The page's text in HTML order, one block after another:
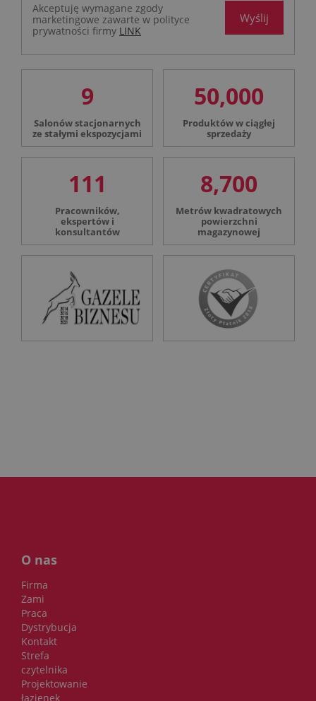
Akceptuję wymagane zgody
marketingowe zawarte w polityce
prywatności firmy LINK
Wyślij
9
Salonów stacjonarnych
ze stałymi ekspozycjami
50,000
Produktów w ciągłej
sprzedaży
111
Pracowników,
ekspertów i
konsultantów
8,700
Metrów kwadratowych
powierzchni
magazynowej
O nas
Firma
Zami
Praca
Dystrybucja
Kontakt
Strefa
czytelnika
Projektowanie
łazienek